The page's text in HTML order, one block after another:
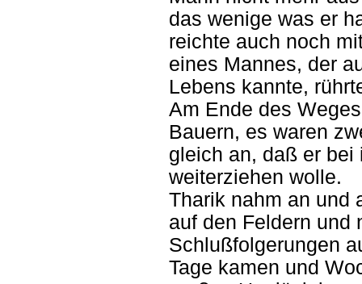
das wenige was er
reichte auch noch
eines Mannes, der
Lebens kannte,
Am Ende des
Bauern, es waren
gleich an, daß er bei
weiterziehen wolle.
Tharik nahm an und
auf den Feldern und
Schlußfolgerungen
Tage kamen und